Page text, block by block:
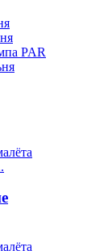
PAR